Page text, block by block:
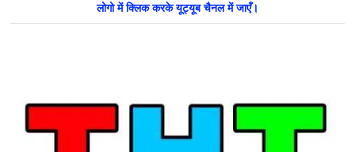
लोगो में क्लिक करके यूट्यूब चैनल में जाएँ।